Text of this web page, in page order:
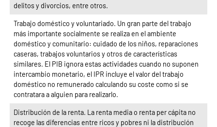
delitos y divorcios, entre otros.
Trabajo doméstico y voluntariado. Un gran parte del trabajo
más importante socialmente se realiza en el ambiente
doméstico y comunitario: cuidado de los niños, reparaciones
caseras, trabajos voluntarios y otros de características
similares. El PIB ignora estas actividades cuando no suponen
intercambio monetario, el IPR incluye el valor del trabajo
doméstico no remunerado calculando su coste como si se
contratara a alguien para realizarlo.
Distribución de la renta. La renta media o renta per cápita no
recoge las diferencias entre ricos y pobres ni la distribución